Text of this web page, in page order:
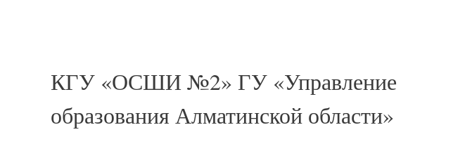
КГУ «ОСШИ №2» ГУ «Управление
образования Алматинской области»